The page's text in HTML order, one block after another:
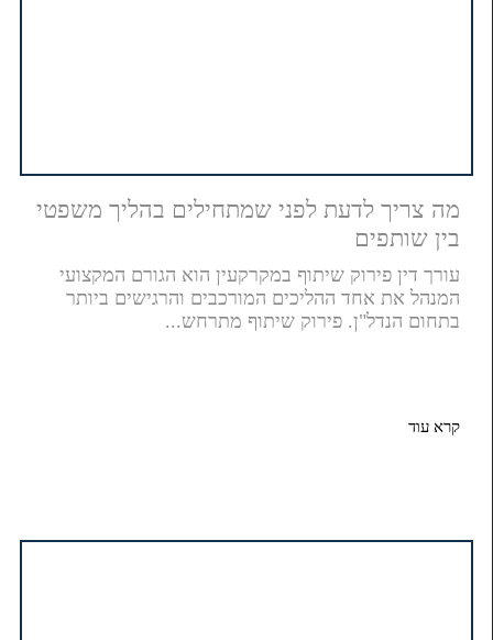
מה צריך לדעת לפני שמתחילים בהליך משפטי
בין שותפים
עורך דין פירוק שיתוף במקרקעין הוא הגורם המקצועי
המנהל את אחד ההליכים המורכבים והרגישים ביותר
בתחום הנדל"ן. פירוק שיתוף מתרחש...
קרא עוד